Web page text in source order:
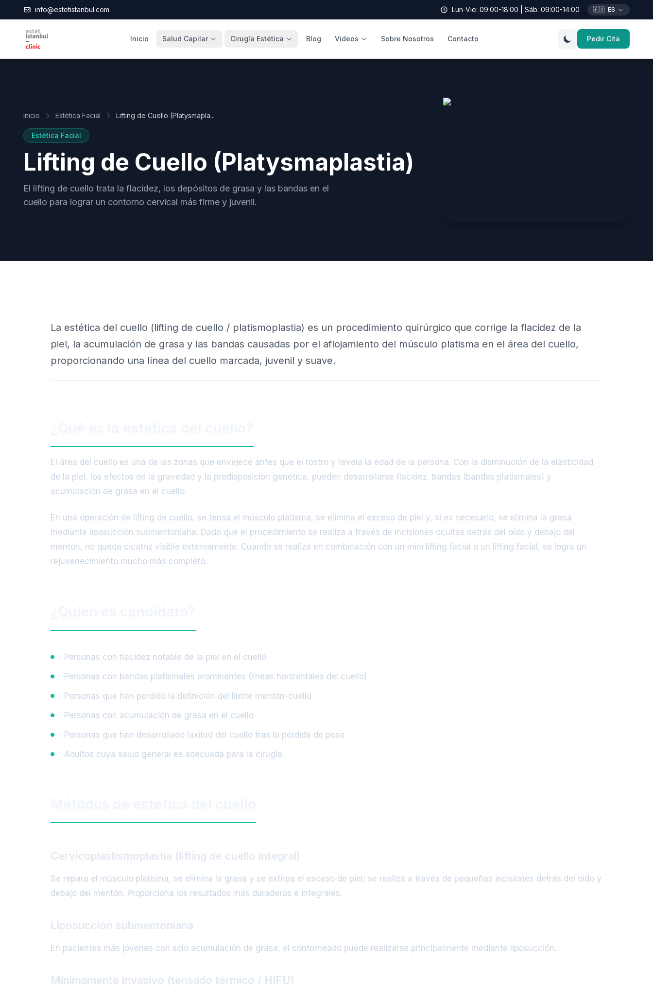
info@estetistanbul.com Lun-Vie: 09:00-18:00 | Sáb: 09:00-14:00 🇪🇸 ES
Inicio Salud Capilar Cirugía Estética Blog Videos Sobre Nosotros Contacto Pedir Cita
Inicio Estética Facial Lifting de Cuello (Platysmapla...
Estética Facial
Lifting de Cuello (Platysmaplastia)
El lifting de cuello trata la flacidez, los depósitos de grasa y las bandas en el
cuello para lograr un contorno cervical más firme y juvenil.
La estética del cuello (lifting de cuello / platismoplastia) es un procedimiento quirúrgico que corrige la flacidez de la
piel, la acumulación de grasa y las bandas causadas por el aflojamiento del músculo platisma en el área del cuello,
proporcionando una línea del cuello marcada, juvenil y suave.
El área del cuello es una de las zonas que envejece antes que el rostro y revela la edad de la persona. Con la disminución de la elasticidad
de la piel, los efectos de la gravedad y la predisposición genética, pueden desarrollarse flacidez, bandas (bandas platismales) y
acumulación de grasa en el cuello.
En una operación de lifting de cuello, se tensa el músculo platisma, se elimina el exceso de piel y, si es necesario, se elimina la grasa
mediante liposucción submentoniana. Dado que el procedimiento se realiza a través de incisiones ocultas detrás del oído y debajo del
mentón, no queda cicatriz visible externamente. Cuando se realiza en combinación con un mini lifting facial o un lifting facial, se logra un
rejuvenecimiento mucho más completo.
Personas con flacidez notable de la piel en el cuello
Personas con bandas platismales prominentes (líneas horizontales del cuello)
Personas que han perdido la definición del límite mentón-cuello
Personas con acumulación de grasa en el cuello
Personas que han desarrollado laxitud del cuello tras la pérdida de peso
Adultos cuya salud general es adecuada para la cirugía
Cervicoplastismoplastia (lifting de cuello integral)
Se repara el músculo platisma, se elimina la grasa y se extirpa el exceso de piel; se realiza a través de pequeñas incisiones detrás del oído y
debajo del mentón. Proporciona los resultados más duraderos e integrales.
Liposucción submentoniana
En pacientes más jóvenes con solo acumulación de grasa, el contorneado puede realizarse principalmente mediante liposucción.
Mínimamente invasivo (tensado térmico / HIFU)